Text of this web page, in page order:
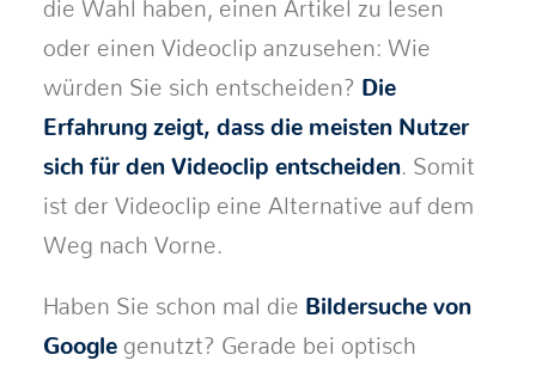
die Wahl haben, einen Artikel zu lesen
oder einen Videoclip anzusehen: Wie
würden Sie sich entscheiden? Die
Erfahrung zeigt, dass die meisten Nutzer
sich für den Videoclip entscheiden. Somit
ist der Videoclip eine Alternative auf dem
Weg nach Vorne.
Haben Sie schon mal die Bildersuche von
Google genutzt? Gerade bei optisch